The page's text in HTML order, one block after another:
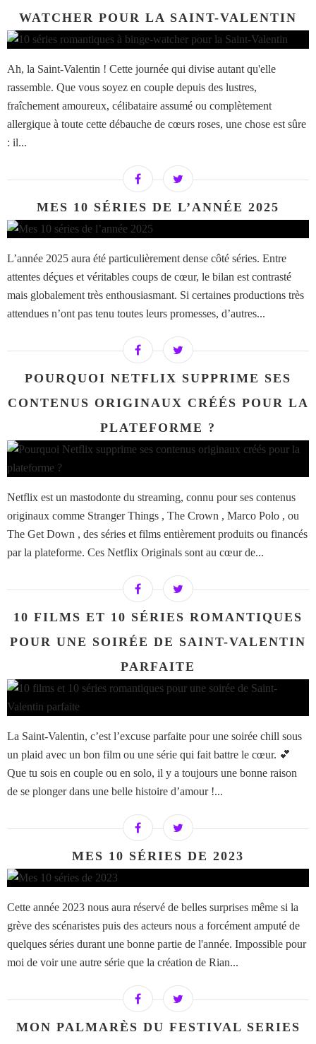
WATCHER POUR LA SAINT-VALENTIN
Ah, la Saint-Valentin ! Cette journée qui divise autant qu'elle
rassemble. Que vous soyez en couple depuis des lustres,
fraîchement amoureux, célibataire assumé ou complètement
allergique à toute cette débauche de cœurs roses, une chose est sûre
: il...
MES 10 SÉRIES DE L’ANNÉE 2025
L’année 2025 aura été particulièrement dense côté séries. Entre
attentes déçues et véritables coups de cœur, le bilan est contrasté
mais globalement très enthousiasmant. Si certaines productions très
attendues n’ont pas tenu toutes leurs promesses, d’autres...
POURQUOI NETFLIX SUPPRIME SES
CONTENUS ORIGINAUX CRÉÉS POUR LA
PLATEFORME ?
Netflix est un mastodonte du streaming, connu pour ses contenus
originaux comme Stranger Things , The Crown , Marco Polo , ou
The Get Down , des séries et films entièrement produits ou financés
par la plateforme. Ces Netflix Originals sont au cœur de...
10 FILMS ET 10 SÉRIES ROMANTIQUES
POUR UNE SOIRÉE DE SAINT-VALENTIN
PARFAITE
La Saint-Valentin, c’est l’excuse parfaite pour une soirée chill sous
un plaid avec un bon film ou une série qui fait battre le cœur. 💕
Que tu sois en couple ou en solo, il y a toujours une bonne raison
de se plonger dans une belle histoire d’amour !...
MES 10 SÉRIES DE 2023
Cette année 2023 nous aura réservé de belles surprises même si la
grève des scénaristes puis des acteurs nous a forcément amputé de
quelques séries durant une bonne partie de l'année. Impossible pour
moi de voir une autre série que la création de Rian...
MON PALMARÈS DU FESTIVAL SERIES